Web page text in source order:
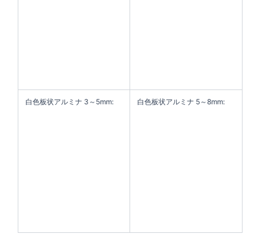
白色板状アルミナ 3～5mm: 白色板状アルミナ 5～8mm: